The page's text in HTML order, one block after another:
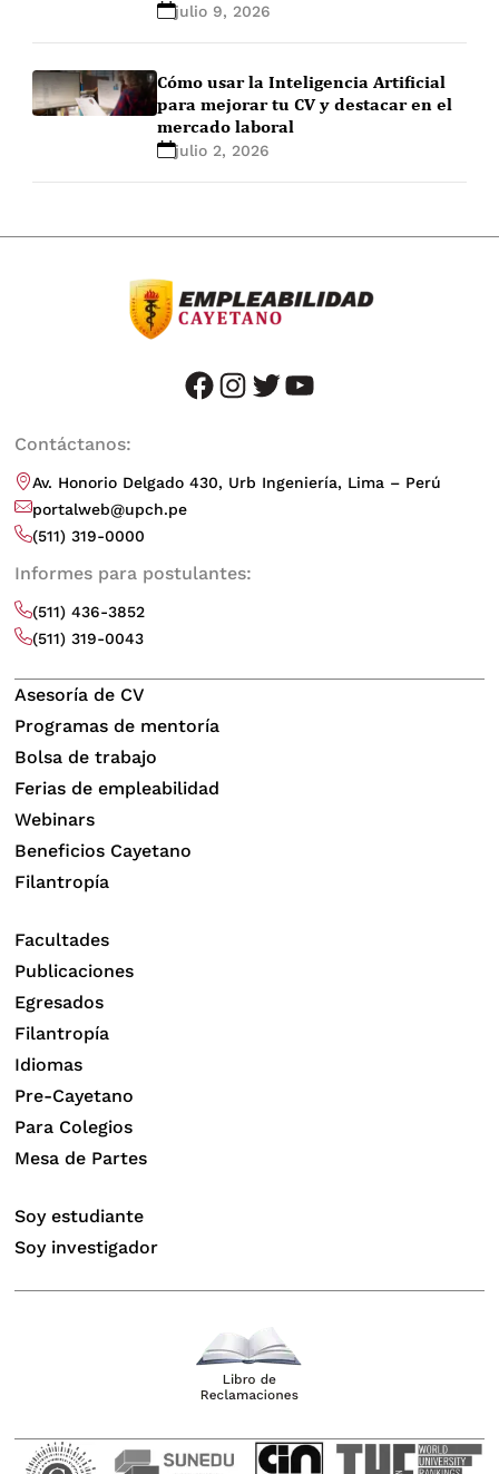
julio 9, 2026
Cómo usar la Inteligencia Artificial
para mejorar tu CV y destacar en el
mercado laboral
julio 2, 2026
facebook instagram twitter youtube
Contáctanos:
Av. Honorio Delgado 430, Urb Ingeniería, Lima – Perú
portalweb@upch.pe
(511) 319-0000
Informes para postulantes:
(511) 436-3852
(511) 319-0043
Asesoría de CV
Programas de mentoría
Bolsa de trabajo
Ferias de empleabilidad
Webinars
Beneficios Cayetano
Filantropía
Facultades
Publicaciones
Egresados
Filantropía
Idiomas
Pre-Cayetano
Para Colegios
Mesa de Partes
Soy estudiante
Soy investigador